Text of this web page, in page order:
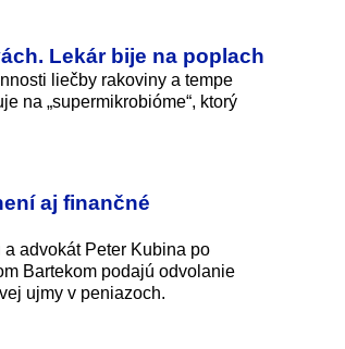
Lekár bije na poplach
liečby rakoviny a tempe
na „supermikrobióme“, ktorý
aj finančné
advokát Peter Kubina po
Bartekom podajú odvolanie
ujmy v peniazoch.